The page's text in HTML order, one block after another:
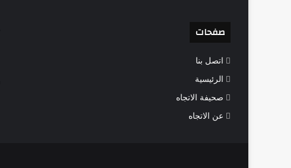
صفحات
اتصل بنا
الرئيسية
صحيفة الاتجاه
عن الاتجاه